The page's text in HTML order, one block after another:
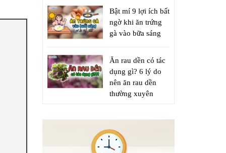
Bật mí 9 lợi ích bất
ngờ khi ăn trứng
gà vào bữa sáng
Ăn rau dền có tác
dụng gì? 6 lý do
nên ăn rau dền
thường xuyên